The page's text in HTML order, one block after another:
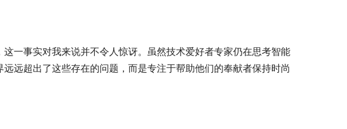
一事实对我来说并不令人惊讶。虽然技术爱好者专家仍在思考智能
远超出了这些存在的问题，而是专注于帮助他们的奉献者保持时尚